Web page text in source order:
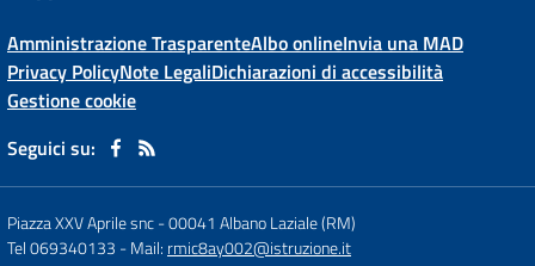
Amministrazione TrasparenteAlbo onlineInvia una MAD
Privacy PolicyNote LegaliDichiarazioni di accessibilità
Gestione cookie
Seguici su:
Piazza XXV Aprile snc-00041 Albano Laziale (RM)
Tel 069340133 - Mail: rmic8ay002@istruzione.it